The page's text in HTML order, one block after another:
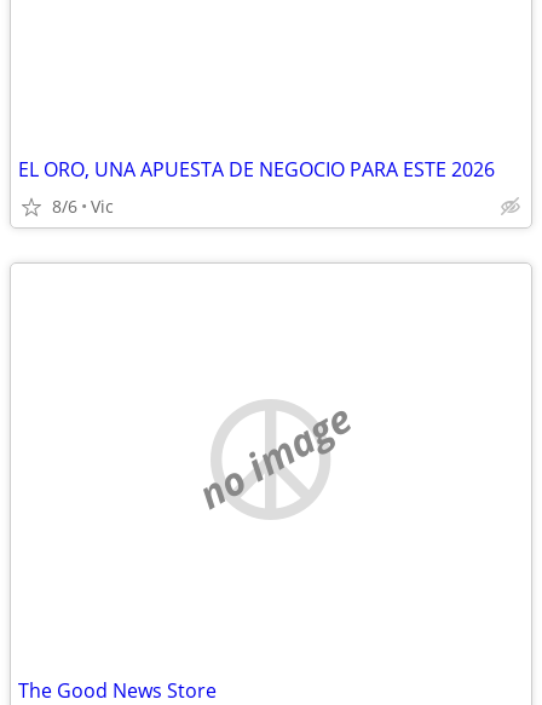
EL ORO, UNA APUESTA DE NEGOCIO PARA ESTE 2026
8/6 Vic
no image
The Good News Store